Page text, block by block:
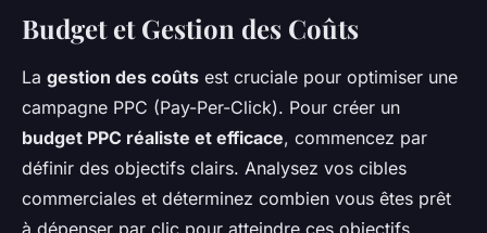
Budget et Gestion des Coûts
La gestion des coûts est cruciale pour optimiser une
campagne PPC (Pay-Per-Click). Pour créer un
budget PPC réaliste et efficace, commencez par
définir des objectifs clairs. Analysez vos cibles
commerciales et déterminez combien vous êtes prêt